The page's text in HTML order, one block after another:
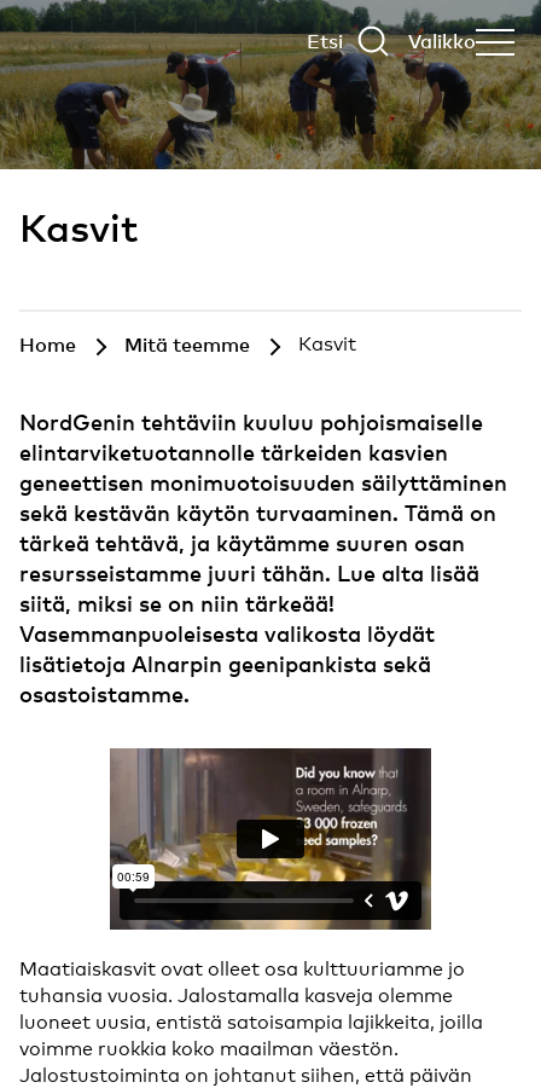
Etsi Valikko
Kasvit
Home Mitä teemme Kasvit
NordGenin tehtäviin kuuluu pohjoismaiselle
elintarviketuotannolle tärkeiden kasvien
geneettisen monimuotoisuuden säilyttäminen
sekä kestävän käytön turvaaminen. Tämä on
tärkeä tehtävä, ja käytämme suuren osan
resursseistamme juuri tähän. Lue alta lisää
siitä, miksi se on niin tärkeää!
Vasemmanpuoleisesta valikosta löydät
lisätietoja Alnarpin geenipankista sekä
osastoistamme.
Maatiaiskasvit ovat olleet osa kulttuuriamme jo
tuhansia vuosia. Jalostamalla kasveja olemme
luoneet uusia, entistä satoisampia lajikkeita, joilla
voimme ruokkia koko maailman väestön.
Jalostustoiminta on johtanut siihen, että päivän